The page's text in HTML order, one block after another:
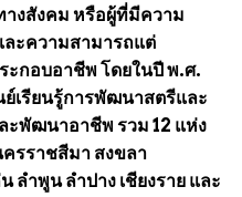
างสังคม หรือผู้ที่มีความ
ะความสามารถแต่
กอบอาชีพ โดยในปี พ.ศ.
เรียนรู้การพัฒนาสตรีและ
พัฒนาอาชีพ รวม 12 แห่ง
รราชสีมา สงขลา
ำพูน ลำปาง เชียงราย และ